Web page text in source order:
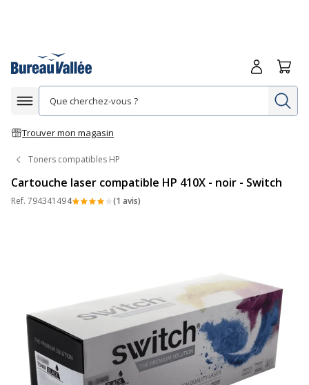
Afficher la navigation
Trouver mon magasin
Me
Toners compatibles HP
Cartouche laser compatible HP 410X - noir - Switch
Ref. 794341494 (1 avis)